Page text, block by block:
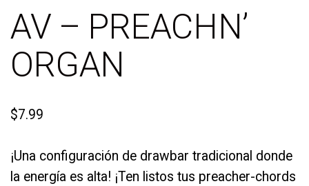
AV – PREACHN’
ORGAN
$7.99
¡Una configuración de drawbar tradicional donde
la energía es alta! ¡Ten listos tus preacher-chords